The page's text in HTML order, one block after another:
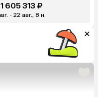
605 313 ₽
- 22 авг., 8 н.